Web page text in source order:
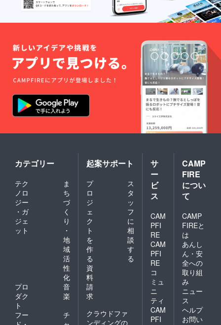
カテゴリー
テク
ノロ
ジー
・ガ
ジェ
ット
ま
ち
づ
く
り
・
地
域
活
性
化
プロ
ダク
ト
音
楽
フー
チ
起案サポート
プ
ロ
ジ
ェ
ク
ト
を
作
る
ス
タ
ッ
フ
に
相
談
す
る
資
料
請
求
クラウドファ
ンディングの
サ
ー
ビ
ス
CAM
PFI
RE
CAM
PFI
RE
コ
ミュ
ニ
ティ
CAM
PFI
CAMP
FIRE
につい
て
CAMP
FIREと
は
あんし
ん・安
全への
取り組
み
ニュー
ス
ヘルプ
お問い